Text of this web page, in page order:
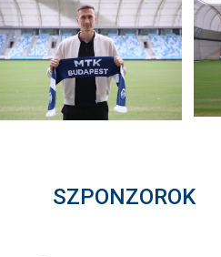
SZPONZOROK